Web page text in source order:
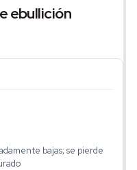
ebullición
bajas; se pierde